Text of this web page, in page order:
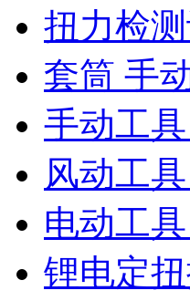
扭力检
套筒 手
手动工
风动工
电动工
锂电定